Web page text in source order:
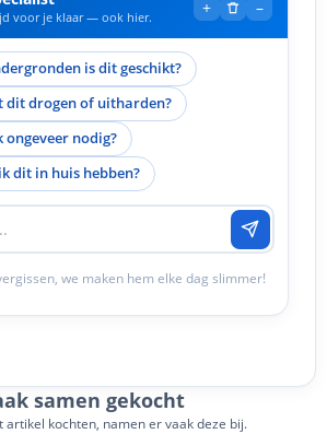
voor je klaar — ook hier. + –
is dit geschikt?
dit drogen of uitharden?
ongeveer nodig?
dit in huis hebben?
we maken hem elke dag slimmer!
samen gekocht
artikel kochten, namen er vaak deze bij.